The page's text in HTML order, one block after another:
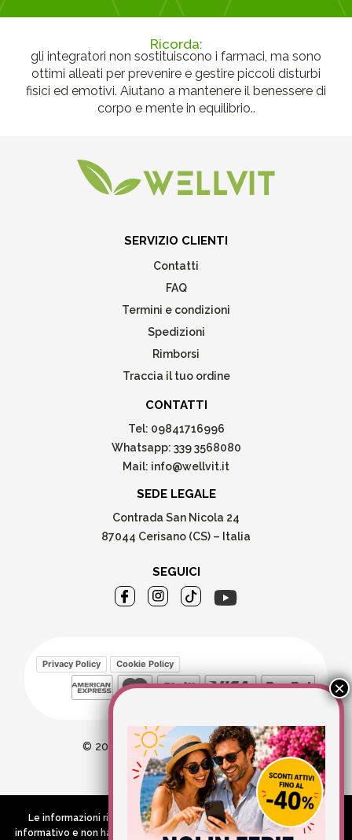
Ricorda:
gli integratori non sostituiscono i farmaci, ma sono
ottimi alleati per prevenire e gestire piccoli disturbi
fisici ed emotivi. Aiutano a mantenere il benessere di
corpo e mente in equilibrio..
SERVIZIO CLIENTI
Contatti
FAQ
Termini e condizioni
Spedizioni
Rimborsi
Traccia il tuo ordine
CONTATTI
Tel: 09841716996
Whatsapp: 339 3568080
Mail: info@wellvit.it
SEDE LEGALE
Contrada San Nicola 24
87044 Cerisano (CS) – Italia
SEGUICI
Privacy Policy Cookie Policy
© 2026 Wellvit All Rights Reserved
Credits:Aries comunica
Le informazioni riportate nel Sito hanno esclusivamente scopo
informativo e non hanno in alcun modo né la pretesa né l’obiettivo di